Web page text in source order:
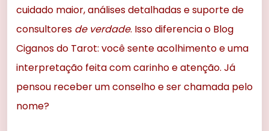
cuidado maior, análises detalhadas e suporte de
consultores de verdade. Isso diferencia o Blog
Ciganos do Tarot: você sente acolhimento e uma
interpretação feita com carinho e atenção. Já
pensou receber um conselho e ser chamada pelo
nome?